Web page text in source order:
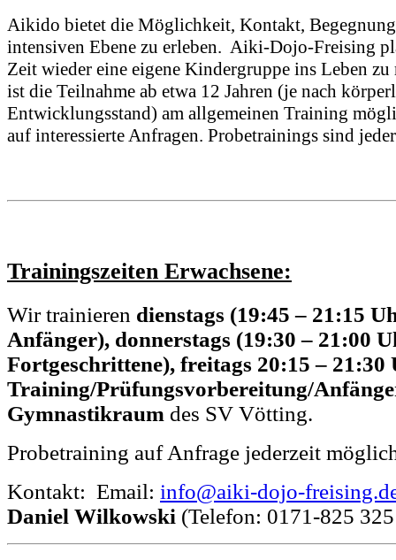
Aikido bietet die Möglichkeit, Kontakt,
intensiven Ebene zu erleben. Aiki-Dojo-Freising
Zeit wieder eine eigene Kindergruppe ins Leben
ist die Teilnahme ab etwa 12 Jahren (je nach
Entwicklungsstand) am allgemeinen Training
auf interessierte Anfragen. Probetrainings sind
Trainingszeiten Erwachsene:
Wir trainieren dienstags (19:45 – 21:15
Anfänger), donnerstags (19:30 – 21:00
Fortgeschrittene), freitags 20:15 – 21:30
Training/Prüfungsvorbereitung/
Gymnastikraum des SV Vötting.
Probetraining auf Anfrage jederzeit
Kontakt: Email: info@aiki-dojo-
Daniel Wilkowski (Telefon: 0171-825